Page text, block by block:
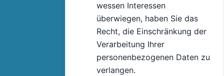
wessen Interessen
überwiegen, haben Sie das
Recht, die Einschränkung der
Verarbeitung Ihrer
personenbezogenen Daten zu
verlangen.